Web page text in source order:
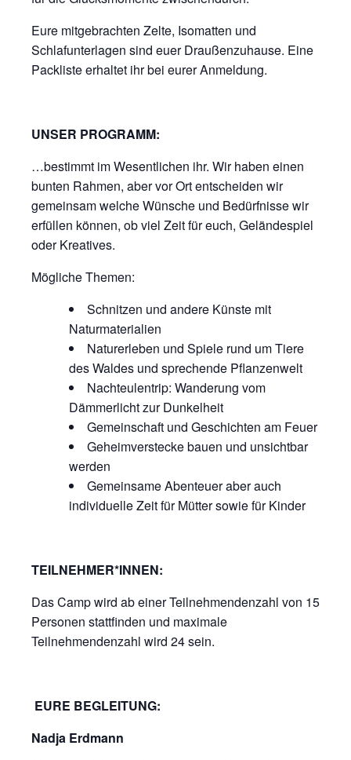
Eure mitgebrachten Zelte, Isomatten und
Schlafunterlagen sind euer Draußenzuhause. Eine
Packliste erhaltet ihr bei eurer Anmeldung.
UNSER PROGRAMM:
…bestimmt im Wesentlichen ihr. Wir haben einen
bunten Rahmen, aber vor Ort entscheiden wir
gemeinsam welche Wünsche und Bedürfnisse wir
erfüllen können, ob viel Zeit für euch, Geländespiel
oder Kreatives.
Mögliche Themen:
Schnitzen und andere Künste mit
Naturmaterialien
Naturerleben und Spiele rund um Tiere
des Waldes und sprechende Pflanzenwelt
Nachteulentrip: Wanderung vom
Dämmerlicht zur Dunkelheit
Gemeinschaft und Geschichten am Feuer
Geheimverstecke bauen und unsichtbar
werden
Gemeinsame Abenteuer aber auch
individuelle Zeit für Mütter sowie für Kinder
TEILNEHMER*INNEN:
Das Camp wird ab einer Teilnehmendenzahl von 15
Personen stattfinden und maximale
Teilnehmendenzahl wird 24 sein.
EURE BEGLEITUNG:
Nadja Erdmann